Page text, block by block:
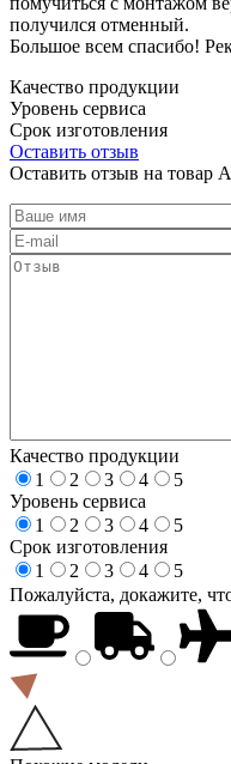
получился отменный.
Большое всем спасибо!
Качество продукции
Уровень сервиса
Срок изготовления
Оставить отзыв
Оставить отзыв на товар
Качество продукции
1
2 3 4
5
Уровень сервиса
1
2 3 4
5
Срок изготовления
1
2 3 4
5
Пожалуйста, докажите,